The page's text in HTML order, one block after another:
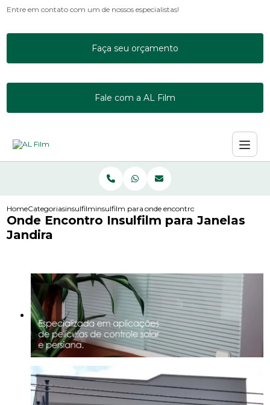
Entre em contato com um de nossos especialistas!
Faça seu orçamento
Fale com a AL Film
HomeCategoriasinsulfilminsulfilm para empresasonde encontro insulfilm para
Onde Encontro Insulfilm para Janelas
Jandira